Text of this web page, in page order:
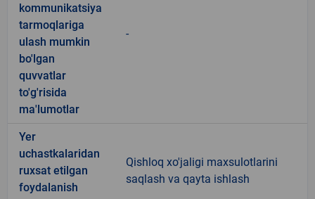
kommunikatsiya
tarmoqlariga
ulash mumkin
bo'lgan
quvvatlar
to'g'risida
ma'lumotlar
-
Yer
uchastkalaridan
ruxsat etilgan
foydalanish
Qishloq xo'jaligi maxsulotlarini
saqlash va qayta ishlash